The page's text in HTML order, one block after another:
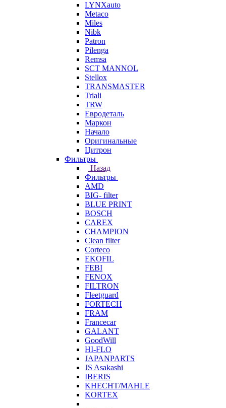
LYNXauto
Metaco
Miles
Nibk
Patron
Pilenga
Remsa
SCT MANNOL
Stellox
TRANSMASTER
Triali
TRW
Евродеталь
Маркон
Начало
Оригинальные
Цитрон
Фильтры
Назад
Фильтры
AMD
BIG- filter
BLUE PRINT
BOSCH
CAREX
CHAMPION
Clean filter
Corteco
EKOFIL
FEBI
FENOX
FILTRON
Fleetguard
FORTECH
FRAM
Francecar
GALANT
GoodWill
HI-FLO
JAPANPARTS
JS Asakashi
IBERIS
KHECHT/MAHLE
KORTEX